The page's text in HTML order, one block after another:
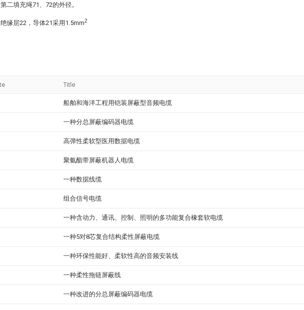
二填充绳71、72的外径。
缘层22，导体21采用1.5mm2
Title
船舶和海洋工程用铠装屏蔽型音频电缆
一种分总屏蔽编码器电缆
高弹性柔软型医用数据电缆
聚氨酯带屏蔽机器人电缆
一种数据线缆
组合信号电缆
一种含动力、通讯、控制、照明的多功能复合橡套软电缆
一种5对8芯复合结构柔性屏蔽电缆
一种环保性能好、柔软性高的音频安装线
一种柔性拖链屏蔽线
一种改进的分总屏蔽编码器电缆